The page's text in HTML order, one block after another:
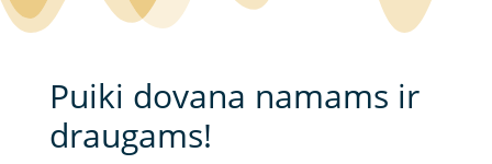
Puiki dovana namams ir
draugams!